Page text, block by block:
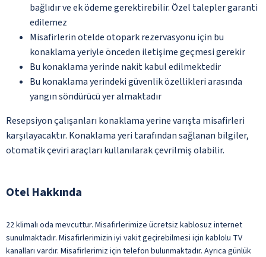
bağlıdır ve ek ödeme gerektirebilir. Özel talepler garanti
edilemez
Misafirlerin otelde otopark rezervasyonu için bu
konaklama yeriyle önceden iletişime geçmesi gerekir
Bu konaklama yerinde nakit kabul edilmektedir
Bu konaklama yerindeki güvenlik özellikleri arasında
yangın söndürücü yer almaktadır
Resepsiyon çalışanları konaklama yerine varışta misafirleri
karşılayacaktır. Konaklama yeri tarafından sağlanan bilgiler,
otomatik çeviri araçları kullanılarak çevrilmiş olabilir.
Otel Hakkında
22 klimalı oda mevcuttur. Misafirlerimize ücretsiz kablosuz internet
sunulmaktadır. Misafirlerimizin iyi vakit geçirebilmesi için kablolu TV
kanalları vardır. Misafirlerimiz için telefon bulunmaktadır. Ayrıca günlük